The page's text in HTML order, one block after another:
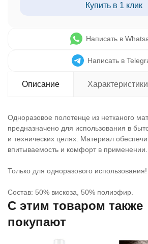
Купить в 1 клик
Написать в
Написать в
Описание Характеристики
Одноразовое полотенце из нетканого
предназначено для использования в
и технических целях. Материал
впитываемость и комфорт в применении.
Только для одноразового использования!
Состав: 50% вискоза, 50% полиэфир.
C этим товаром также
покупают